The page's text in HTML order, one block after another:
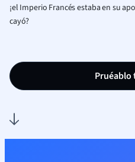
¡el Imperio Francés estaba en su
cayó?
Pruéablo